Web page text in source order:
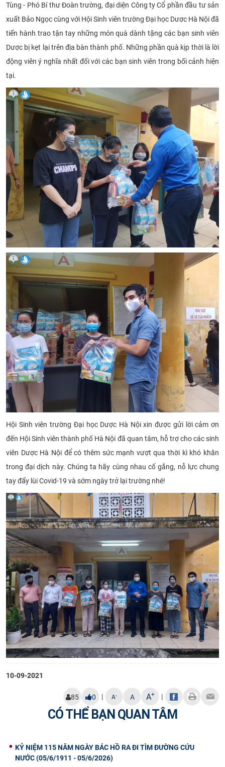
Tùng - Phó Bí thư Đoàn trường, đại diện Công ty Cổ phần đầu tư sản
xuất Bảo Ngọc cùng với Hội Sinh viên trường Đại học Dược Hà Nội đã
tiến hành trao tận tay những món quà dành tặng các bạn sinh viên
Dược bị kẹt lại trên địa bàn thành phố. Những phần quà kịp thời là lời
động viên ý nghĩa nhất đối với các bạn sinh viên trong bối cảnh hiện
tại.
Hội Sinh viên trường Đại học Dược Hà Nội xin được gửi lời cảm ơn
đến Hội Sinh viên thành phố Hà Nội đã quan tâm, hỗ trợ cho các sinh
viên Dược Hà Nội để có thêm sức mạnh vượt qua thời kì khó khăn
trong đại dịch này. Chúng ta hãy cùng nhau cố gắng, nỗ lực chung
tay đẩy lùi Covid-19 và sớm ngày trở lại trường nhé!
10-09-2021
85 0 | A- A A+ |
CÓ THỂ BẠN QUAN TÂM
KỶ NIỆM 115 NĂM NGÀY BÁC HỒ RA ĐI TÌM ĐƯỜNG CỨU
NƯỚC (05/6/1911 - 05/6/2026)